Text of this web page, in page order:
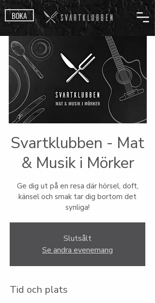
BOKA
Svartklubben - Mat
& Musik i Mörker
Ge dig ut på en resa där hörsel, doft,
känsel och smak tar dig bortom det
synliga!
Slutsålt
Se andra evenemang
Tid och plats